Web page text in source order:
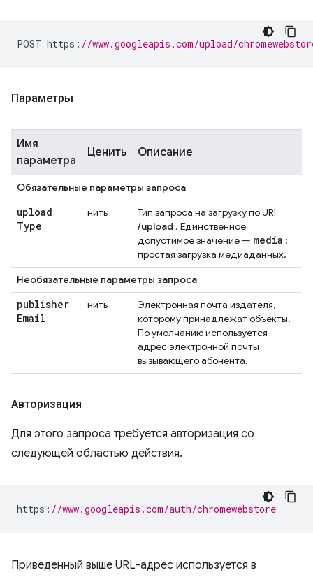
POST https : //www.googleapis.com/upload/
Параметры
Имя
параметра
Ценить Описание
Обязательные параметры запроса
upload
Type
нить
Тип запроса на загрузку по URI
/upload . Единственное
допустимое значение — media :
простая загрузка медиаданных.
Необязательные параметры запроса
publisher
Email
нить
Электронная почта издателя,
которому принадлежат объекты.
По умолчанию используется
адрес электронной почты
вызывающего абонента.
Авторизация
Для этого запроса требуется авторизация со
следующей областью действия.
https : //www.googleapis.com/auth/chromewebstore
Приведенный выше URL-адрес используется в